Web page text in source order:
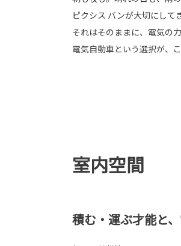
ピクシス バンが大切にして
それはそのままに、電気の
電気自動車という選択が、
室内空間
積む・運ぶ才能と